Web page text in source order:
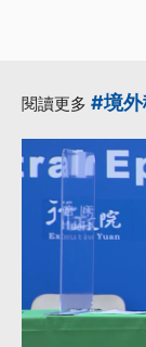
閱讀更多 #境外